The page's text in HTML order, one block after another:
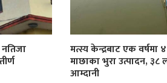
मत्स्य केन्द्रबाट एक
माछाका भुरा उत्पादन, ३८
आम्दानी